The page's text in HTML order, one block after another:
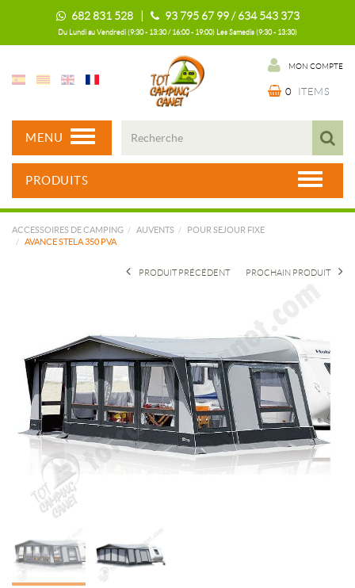
682 831 528 | 93 795 67 99 / 634 543 373
Du Lundi au Vendredi (9:30 - 13:30 / 16:00 - 19:00) Les Samedis (9:30 - 13:30)
MON COMPTE
0 ITEMS
MENU
PRODUITS
ACCESSOIRES DE CAMPING AUVENTS
POUR SEJOUR FIXE
AVANCE STELA 350 PVA
PROCHAIN PRODUIT
PRODUIT PRÉCÉDENT